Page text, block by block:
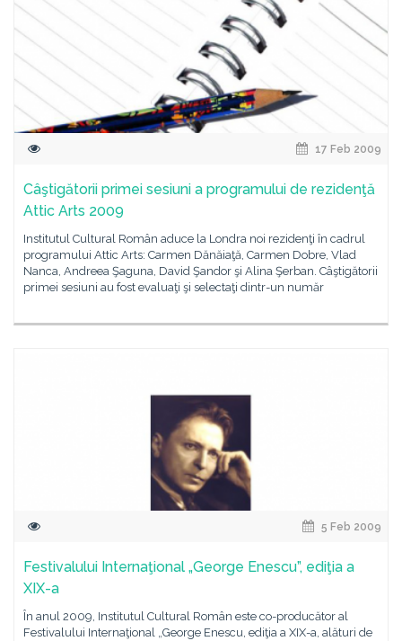
17 Feb 2009
Câştigătorii primei sesiuni a programului de rezidenţă
Attic Arts 2009
Institutul Cultural Român aduce la Londra noi rezidenţi în cadrul
programului Attic Arts: Carmen Dănăiaţă, Carmen Dobre, Vlad
Nanca, Andreea Şaguna, David Şandor şi Alina Şerban. Câştigătorii
primei sesiuni au fost evaluaţi şi selectaţi dintr-un număr
5 Feb 2009
Festivalului Internaţional „George Enescu”, ediţia a
XIX-a
În anul 2009, Institutul Cultural Român este co-producător al
Festivalului Internaţional „George Enescu, ediţia a XIX-a, alături de